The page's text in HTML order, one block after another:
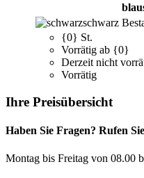
schwarz
{0} St.
Vorrätig ab {0}
Derzeit nicht
Vorrätig
Ihre Preisübersicht
Haben Sie Fragen? Rufen
Montag bis Freitag von 08.00